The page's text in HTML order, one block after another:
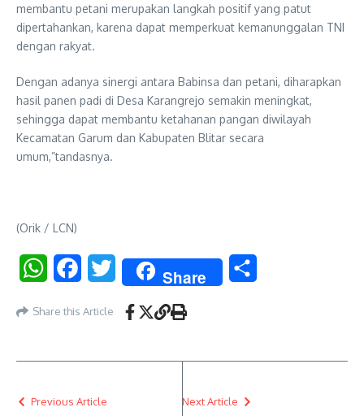
membantu petani merupakan langkah positif yang patut
dipertahankan, karena dapat memperkuat kemanunggalan TNI
dengan rakyat.
Dengan adanya sinergi antara Babinsa dan petani, diharapkan
hasil panen padi di Desa Karangrejo semakin meningkat,
sehingga dapat membantu ketahanan pangan diwilayah
Kecamatan Garum dan Kabupaten Blitar secara
umum,”tandasnya.
(Orik / LCN)
WhatsAppFacebookTwitter Share
Share this Article
Previous Article Next Article